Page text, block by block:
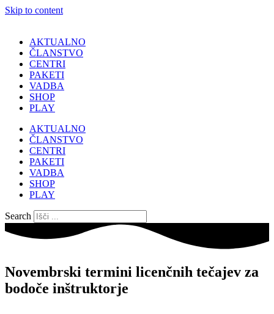
Skip to content
AKTUALNO
ČLANSTVO
CENTRI
PAKETI
VADBA
SHOP
PLAY
AKTUALNO
ČLANSTVO
CENTRI
PAKETI
VADBA
SHOP
PLAY
Search
Novembrski termini licenčnih tečajev za
bodoče inštruktorje